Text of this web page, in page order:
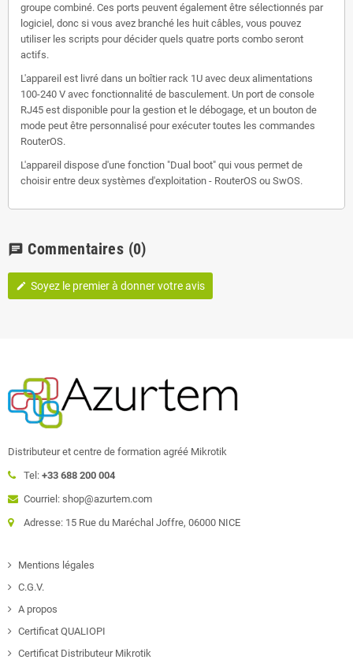
groupe combiné. Ces ports peuvent également être sélectionnés par
logiciel, donc si vous avez branché les huit câbles, vous pouvez
utiliser les scripts pour décider quels quatre ports combo seront
actifs.
L'appareil est livré dans un boîtier rack 1U avec deux alimentations
100-240 V avec fonctionnalité de basculement. Un port de console
RJ45 est disponible pour la gestion et le débogage, et un bouton de
mode peut être personnalisé pour exécuter toutes les commandes
RouterOS.
L'appareil dispose d'une fonction "Dual boot" qui vous permet de
choisir entre deux systèmes d'exploitation - RouterOS ou SwOS.
chat Commentaires (0)
edit Soyez le premier à donner votre avis
Distributeur et centre de formation agréé Mikrotik
Tel: +33 688 200 004
Courriel: shop@azurtem.com
Adresse: 15 Rue du Maréchal Joffre, 06000 NICE
Mentions légales
C.G.V.
A propos
Certificat QUALIOPI
Certificat Distributeur Mikrotik